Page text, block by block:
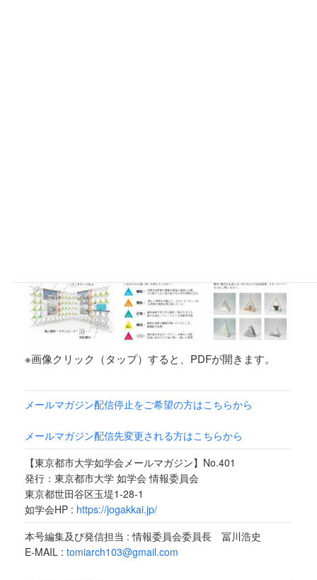
※画像クリック（タップ）すると、PDFが開きます。
メールマガジン配信停止をご希望の方はこちらから
メールマガジン配信先変更される方はこちらから
【東京都市大学如学会メールマガジン】No.401
発行：東京都市大学 如学会 情報委員会
東京都世田谷区玉堤1-28-1
如学会HP : https://jogakkai.jp/
本号編集及び発信担当 : 情報委員会委員長 冨川浩史
E-MAIL : tomiarch103@gmail.com